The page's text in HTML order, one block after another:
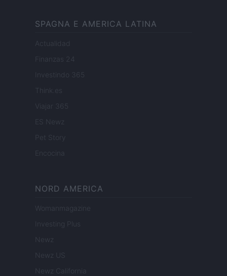
SPAGNA E AMERICA LATINA
Actualidad
Finanzas 24
Investindo 365
Think.es
Viajar 365
ES Newz
Pet Story
Encocina
NORD AMERICA
Womanmagazine
Investing Plus
Newz
Newz US
Newz California